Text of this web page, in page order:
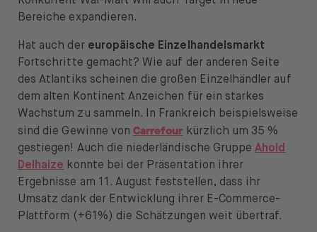
Bereiche expandieren.
Hat auch der europäische Einzelhandelsmarkt
Fortschritte gemacht? Wie auf der anderen Seite
des Atlantiks scheinen die großen Einzelhändler auf
dem alten Kontinent Anzeichen für ein starkes
Wachstum zu sammeln. In Frankreich beispielsweise
sind die Gewinne vonCarrefour kürzlich um 35 %
gestiegen! Auch die niederländische GruppeAhold
Delhaize konnte bei der Präsentation ihrer
Ergebnisse am 11. August feststellen, dass ihr
Umsatz dank der Entwicklung ihrer E-Commerce-
Plattform (+61%) die Schätzungen weit übertraf.